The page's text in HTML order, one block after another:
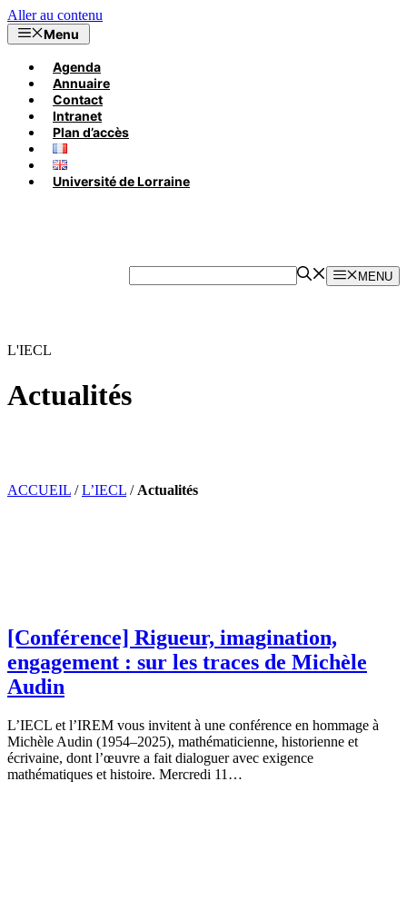
Aller au contenu
Menu
Agenda
Annuaire
Contact
Intranet
Plan d’accès
Université de Lorraine
MENU
L'IECL
Actualités
ACCUEIL /L’IECL / Actualités
[Conférence] Rigueur, imagination,
engagement : sur les traces de Michèle
Audin
L’IECL et l’IREM vous invitent à une conférence en hommage à
Michèle Audin (1954–2025), mathématicienne, historienne et
écrivaine, dont l’œuvre a fait dialoguer avec exigence
mathématiques et histoire. Mercredi 11…